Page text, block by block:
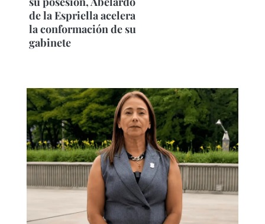
de la Espriella acelera
la conformación de su
gabinete